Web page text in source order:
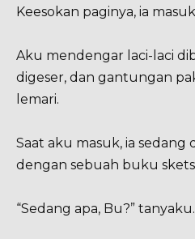
Keesokan paginya, ia
Aku mendengar laci-laci
digeser, dan gantungan
lemari.
Saat aku masuk, ia
dengan sebuah buku
“Sedang apa, Bu?” tanyaku.